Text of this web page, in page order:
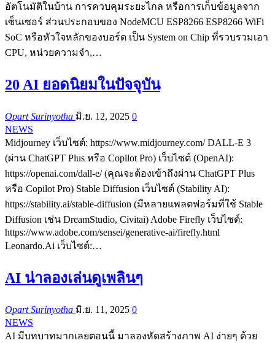
อัตโนมัติในบ้าน การควบคุมระยะไกล หรือการเก็บข้อมูลจาก
เซ็นเซอร์ ส่วนประกอบของ NodeMCU ESP8266 ESP8266 WiFi
SoC หรือหัวใจหลักของบอร์ด เป็น System on Chip ที่รวบรวมเอา
CPU, หน่วยความจำ,…
20 AI ยอดนิยมในปัจจุบัน
Opart Surinyotha มิ.ย. 12, 2025 0
NEWS
Midjourney เว็บไซต์: https://www.midjourney.com/ DALL-E 3
(ผ่าน ChatGPT Plus หรือ Copilot Pro) เว็บไซต์ (OpenAI):
https://openai.com/dall-e/ (คุณจะต้องเข้าถึงผ่าน ChatGPT Plus
หรือ Copilot Pro) Stable Diffusion เว็บไซต์ (Stability AI):
https://stability.ai/stable-diffusion (มีหลายแพลตฟอร์มที่ใช้ Stable
Diffusion เช่น DreamStudio, Civitai) Adobe Firefly เว็บไซต์:
https://www.adobe.com/sensei/generative-ai/firefly.html
Leonardo.Ai เว็บไซต์:…
AI น่าลองเล่นดูเพลินๆ
Opart Surinyotha มิ.ย. 11, 2025 0
NEWS
AI มีบทบาทมากเลยตอนนี้ มาลองหัดสร้างภาพ AI ง่ายๆ ด้วย